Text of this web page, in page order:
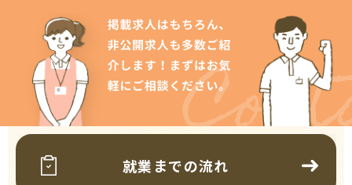
就業までの流れ